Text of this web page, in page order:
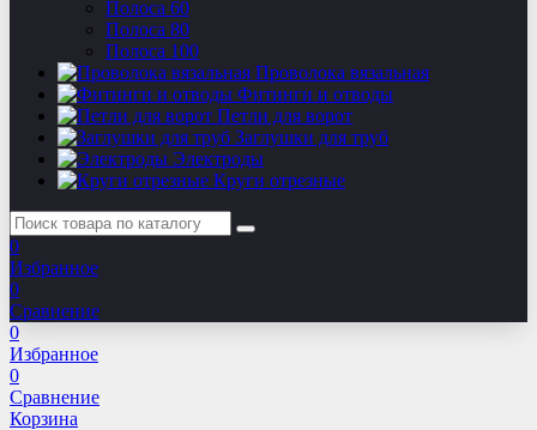
Полоса 60
Полоса 80
Полоса 100
Проволока вязальная
Фитинги и отводы
Петли для ворот
Заглушки для труб
Электроды
Круги отрезные
0
Избранное
0
Сравнение
0
Избранное
0
Сравнение
Корзина